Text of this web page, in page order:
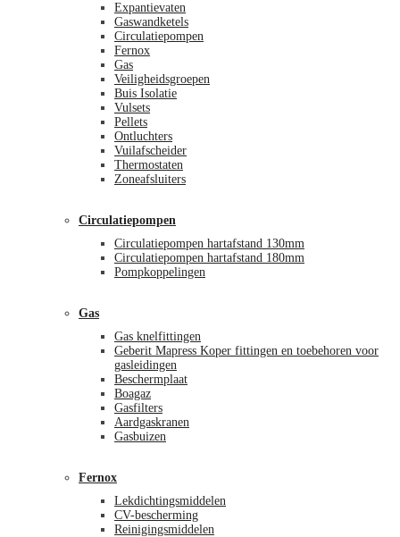
Expantievaten
Gaswandketels
Circulatiepompen
Fernox
Gas
Veiligheidsgroepen
Buis Isolatie
Vulsets
Pellets
Ontluchters
Vuilafscheider
Thermostaten
Zoneafsluiters
Circulatiepompen
Circulatiepompen hartafstand 130mm
Circulatiepompen hartafstand 180mm
Pompkoppelingen
Gas
Gas knelfittingen
Geberit Mapress Koper fittingen en toebehoren voor
gasleidingen
Beschermplaat
Boagaz
Gasfilters
Aardgaskranen
Gasbuizen
Fernox
Lekdichtingsmiddelen
CV-bescherming
Reinigingsmiddelen